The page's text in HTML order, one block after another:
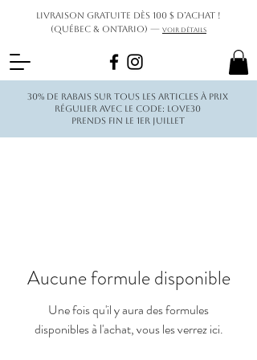
Livraison gratuite dès 100 $ d’achat !
(Québec & Ontario) — Voir détails
30% de rabais sur tous les articles à prix
régulier avec le code: love30
Prends fin le 1er juillet
Aucune formule disponible
Une fois qu'il y aura des formules
disponibles à l'achat, vous les verrez ici.